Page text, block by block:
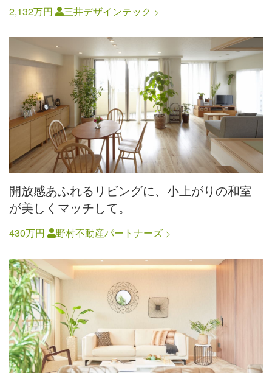
2,132万円 三井デザインテック
開放感あふれるリビングに、小上がりの和室
が美しくマッチして。
430万円 野村不動産パートナーズ